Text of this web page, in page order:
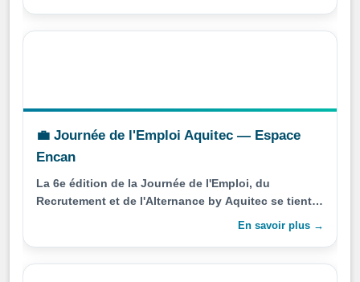
💼 Journée de l'Emploi Aquitec — Espace
Encan
La 6e édition de la Journée de l'Emploi, du
Recrutement et de l'Alternance by Aquitec se tient à
l'Espace Encan, entrée gratuite de 9h30 à 16h30.
En savoir plus →